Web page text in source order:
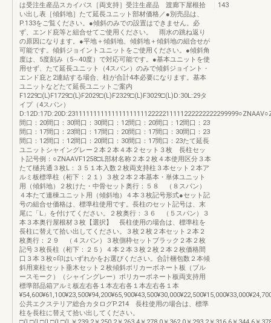
は受注生産品スカイパス［両支持］受注生産品 渡廊下屋根拾
い出し表［傾斜地］たて延長ユニット部材価格／●別売品は、
P.133をご覧ください。●傾斜のみでの設置はできません。必
ず、エンド庇等と組合せてご使用ください。 雨水の跳ね返り
の原因になります。●平地＋傾斜地、傾斜地＋傾斜地の組合せが
可能です。傾斜ジョイントユニットをご使用ください。●傾斜角
度は、5度刻み（5∼40度）で対応可能です。●基本ユニットを使
用せず、たて延長ユニット（4スパン）のみで傾斜ジョイント・
エンド庇と2連結する場合、柱が合計4本必要になります。基本
ユニットなどたて延長ユニットご案内
F1229□(L)F1729□(L)F2029□(L)F2329□(L)F3029□(L)D:30L:29タ
イプ（4スパン）
間口：20間口：30間口：30間口：12間口：20間口：12間口：23
間口：17間口：23間口：17間口：20間口：17間口：30間口：23
間口：12間口：12間口：20間口：30間口：17間口：23たて延長
ユニットシャイングレー２本２本４本２セット３枚 長柱セッ
ト記号例：○ZNAAVF1258□L部材名称２本２枚４本使用区分３本
たて樋共通３枚L：３５１本入数２枚両支持柱３本セット２本ア
ルミ板標準柱（桁下：２１）３枚２本２本基本・単体ユニット
用（傾斜地）２枚けた・中骨セット奥行：５８ （８スパン）
４本たて連棟ユニット用（傾斜地）４本３枚記号形式●セット記
号の組合せ価格は、標準柱使用です。長柱のセット記号は、末
尾に「L」を付けてください。２枚奥行：３６ （５スパン）３
本３本奥行屋根材３枚【選択】 長柱使用の場合は、標準柱を
長柱に替えて拾い出してください。３枚２枚２本セット２本２
枚奥行：２９ （４スパン）３枚側枠セットブラック２本２枚
記号３枚長柱（桁下：２５）４本２本３枚２枚２本２枚価格間
口３本３枚○印はいずれかをお選びください。合計梱包数２本傾
斜用束柱セット垂木セット２枚傾斜ポリカーボネート板（ブル
ースモーク）（シャイングレー）ポリカーボネート板両支持用
標準部品箱アルミ板左右各１本左右各１本左右各１本
公共エクステリア総合カタログP.214 長柱使用の場合は、標準
柱を長柱に替えて拾い出してください。
143